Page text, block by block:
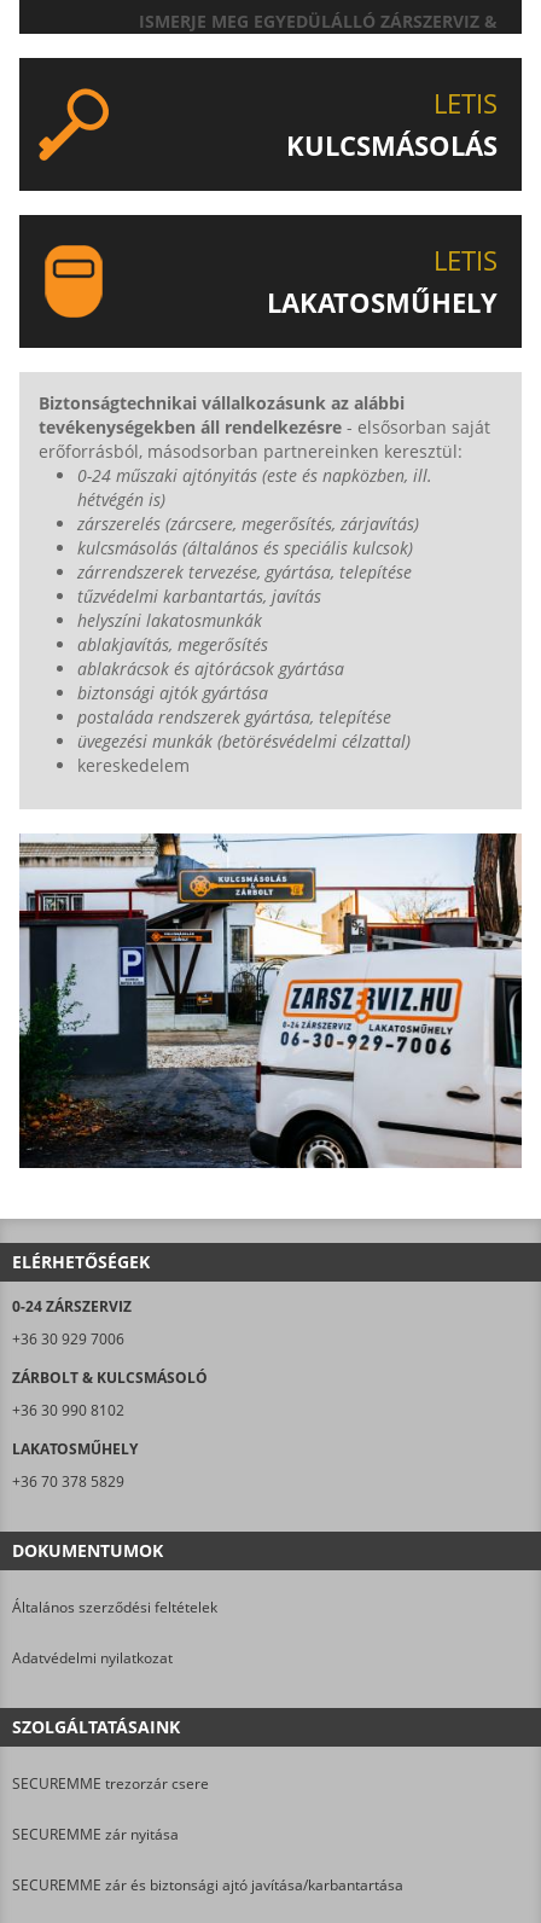
ISMERJE MEG EGYEDÜLÁLLÓ ZÁRSZERVIZ &
LETIS
KULCSMÁSOLÁS
LETIS
LAKATOSMŰHELY
Biztonságtechnikai vállalkozásunk az alábbi
tevékenységekben áll rendelkezésre - elsősorban saját
erőforrásból, másodsorban partnereinken keresztül:
0-24 műszaki ajtónyitás (este és napközben, ill.
hétvégén is)
zárszerelés (zárcsere, megerősítés, zárjavítás)
kulcsmásolás (általános és speciális kulcsok)
zárrendszerek tervezése, gyártása, telepítése
tűzvédelmi karbantartás, javítás
helyszíni lakatosmunkák
ablakjavítás, megerősítés
ablakrácsok és ajtórácsok gyártása
biztonsági ajtók gyártása
postaláda rendszerek gyártása, telepítése
üvegezési munkák (betörésvédelmi célzattal)
kereskedelem
ELÉRHETŐSÉGEK
0-24 ZÁRSZERVIZ
+36 30 929 7006
ZÁRBOLT & KULCSMÁSOLÓ
+36 30 990 8102
LAKATOSMŰHELY
+36 70 378 5829
DOKUMENTUMOK
Általános szerződési feltételek
Adatvédelmi nyilatkozat
SZOLGÁLTATÁSAINK
SECUREMME trezorzár csere
SECUREMME zár nyitása
SECUREMME zár és biztonsági ajtó javítása/karbantartása